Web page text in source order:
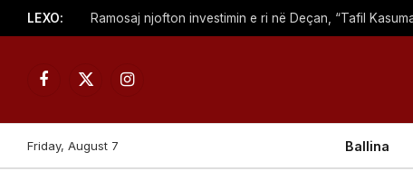
LEXO:
Facebook
X
Instagram
Friday, August 7 Ballina